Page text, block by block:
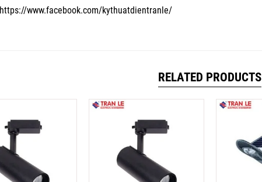
https://www.facebook.com/kythuatdientranle/
RELATED PRODUCTS